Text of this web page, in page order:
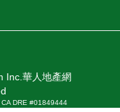
Inc.華人地產網
DRE #01849444